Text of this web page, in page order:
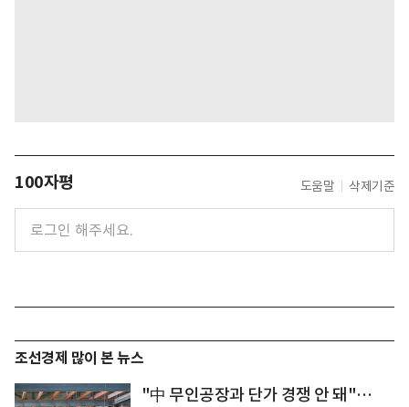
100자평 도움말 삭제기준
조선경제 많이 본 뉴스
"中 무인공장과 단가 경쟁 안 돼"…